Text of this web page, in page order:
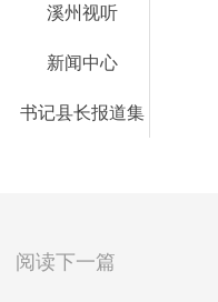
溪州视听
新闻中心
书记县长报道集
阅读下一篇